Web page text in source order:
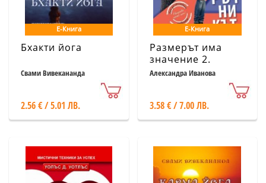
Е-Книга
Бхакти йога
Свами Вивекананда
2.56 € / 5.01 ЛВ.
Е-Книга
Размерът има
значение 2.
Наръчникът
Александра Иванова
3.58 € / 7.00 ЛВ.